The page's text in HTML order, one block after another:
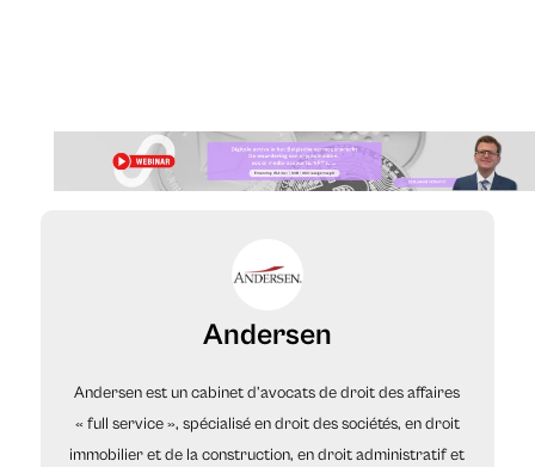
Andersen
Andersen est un cabinet d’avocats de droit des affaires
« full service », spécialisé en droit des sociétés, en droit
immobilier et de la construction, en droit administratif et